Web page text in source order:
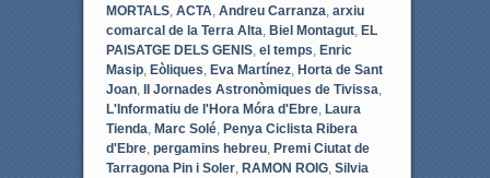
MORTALS, ACTA Andreu Carranza arxiu
comarcal de la Terra Alta Biel Montagut, EL
PAISATGE DELS GENIS, el temps Enric
Masip, Eòliques Eva Martínez, Horta de Sant
Joan, II Jornades Astronòmiques de Tivissa
L'Informatiu de l'Hora Móra d'Ebre, Laura
Tienda Marc Solé, Penya Ciclista Ribera
d'Ebre, pergamins hebreu, Premi Ciutat de
Tarragona Pin i Soler, RAMON ROIG, Silvia